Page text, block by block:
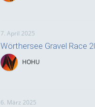
7. April 2025
Wörthersee Gravel Race
HOHU
6. März 2025